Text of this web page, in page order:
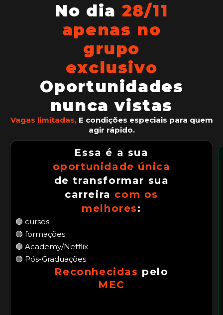
No dia 28/11
apenas no
grupo
exclusivo
Oportunidades
nunca vistas
Vagas limitadas, E condições especiais para quem
agir rápido.
Essa é a sua
oportunidade única
de transformar sua
carreira com os
melhores:
🟢 cursos
🟢 formações
🟢 Academy/Netflix
🟢 Pós-Graduações
Reconhecidas pelo
MEC